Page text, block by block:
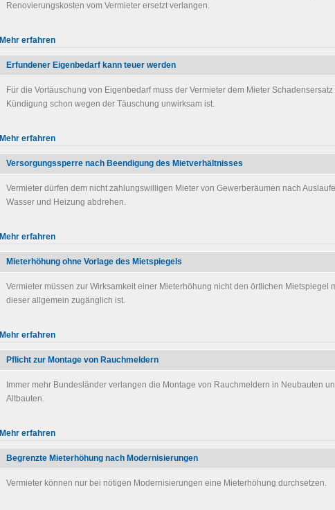
Renovierungskosten vom Vermieter ersetzt verlangen.
Mehr erfahren
Erfundener Eigenbedarf kann teuer werden
Für die Vortäuschung von Eigenbedarf muss der Vermieter dem Mieter
Kündigung schon wegen der Täuschung unwirksam ist.
Mehr erfahren
Versorgungssperre nach Beendigung des Mietverhältnisses
Vermieter dürfen dem nicht zahlungswilligen Mieter von Gewerberäumen nach
Wasser und Heizung abdrehen.
Mehr erfahren
Mieterhöhung ohne Vorlage des Mietspiegels
Vermieter müssen zur Wirksamkeit einer Mieterhöhung nicht den örtlichen Mietspiegel
dieser allgemein zugänglich ist.
Mehr erfahren
Pflicht zur Montage von Rauchmeldern
Immer mehr Bundesländer verlangen die Montage von Rauchmeldern in Neubauten
Altbauten.
Mehr erfahren
Begrenzte Mieterhöhung nach Modernisierungen
Vermieter können nur bei nötigen Modernisierungen eine Mieterhöhung durchsetzen.